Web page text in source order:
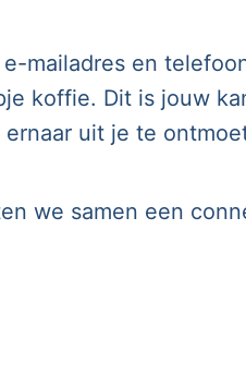
mailadres en
koffie. Dit is jouw
ernaar uit je te
we samen een